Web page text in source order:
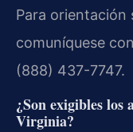
Para orientación
comuníquese
(888) 437-7747.
¿Son exigibles los
Virginia?